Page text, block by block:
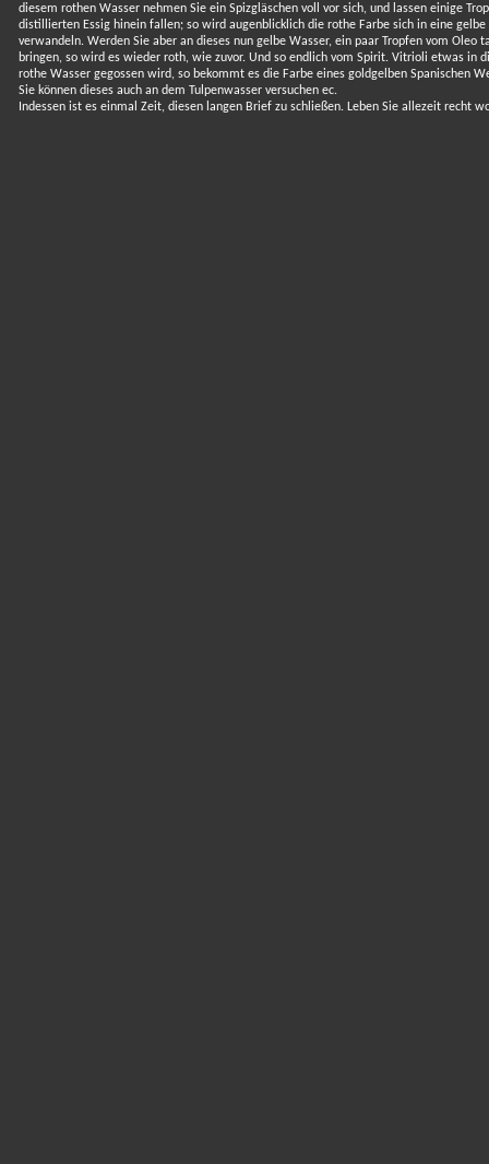
diesem rothen Wasser nehmen Sie ein Spizgläschen voll vor sich, und lassen einige
distillierten Essig hinein fallen; so wird augenblicklich die rothe Farbe sich in eine gelbe
verwandeln. Werden Sie aber an dieses nun gelbe Wasser, ein paar Tropfen vom Oleo
bringen, so wird es wieder roth, wie zuvor. Und so endlich vom Spirit. Vitrioli etwas in
rothe Wasser gegossen wird, so bekommt es die Farbe eines goldgelben Spanischen
Sie können dieses auch an dem Tulpenwasser versuchen ec.
Indessen ist es einmal Zeit, diesen langen Brief zu schließen. Leben Sie allezeit recht